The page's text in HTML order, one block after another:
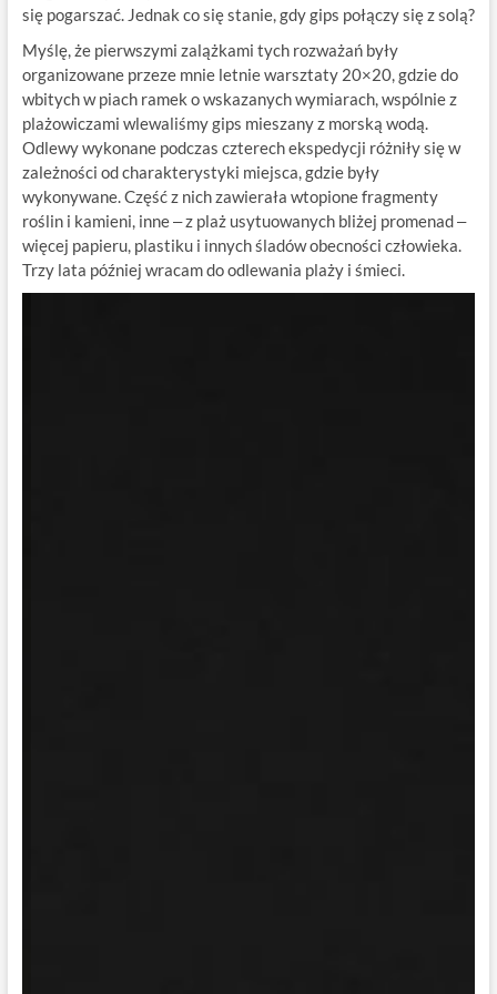
się pogarszać. Jednak co się stanie, gdy gips połączy się z solą?
Myślę, że pierwszymi zalążkami tych rozważań były
organizowane przeze mnie letnie warsztaty 20×20, gdzie do
wbitych w piach ramek o wskazanych wymiarach, wspólnie z
plażowiczami wlewaliśmy gips mieszany z morską wodą.
Odlewy wykonane podczas czterech ekspedycji różniły się w
zależności od charakterystyki miejsca, gdzie były
wykonywane. Część z nich zawierała wtopione fragmenty
roślin i kamieni, inne ‒ z plaż usytuowanych bliżej promenad ‒
więcej papieru, plastiku i innych śladów obecności człowieka.
Trzy lata później wracam do odlewania plaży i śmieci.